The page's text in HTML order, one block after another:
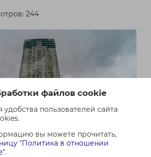
файлов cookie
пользователей сайта
вы можете прочитать,
"Политика в отношении
.
244